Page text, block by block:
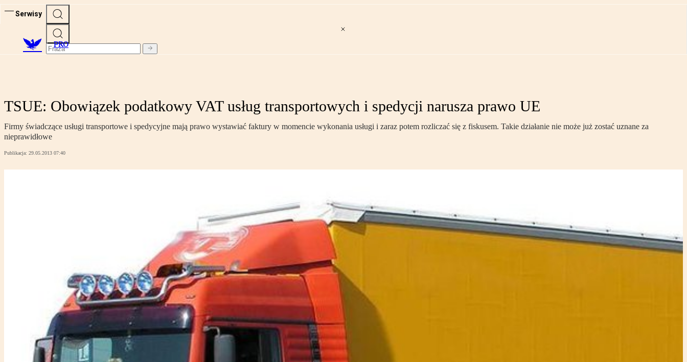
Serwisy
PRO
TSUE: Obowiązek podatkowy VAT usług transportowych i spedycji narusza prawo UE
Firmy świadczące usługi transportowe i spedycyjne mają prawo wystawiać faktury w momencie wykonania usługi i zaraz potem rozliczać się z fiskusem. Takie działanie nie może już zostać uznane za
nieprawidłowe
Publikacja: 29.05.2013 07:40